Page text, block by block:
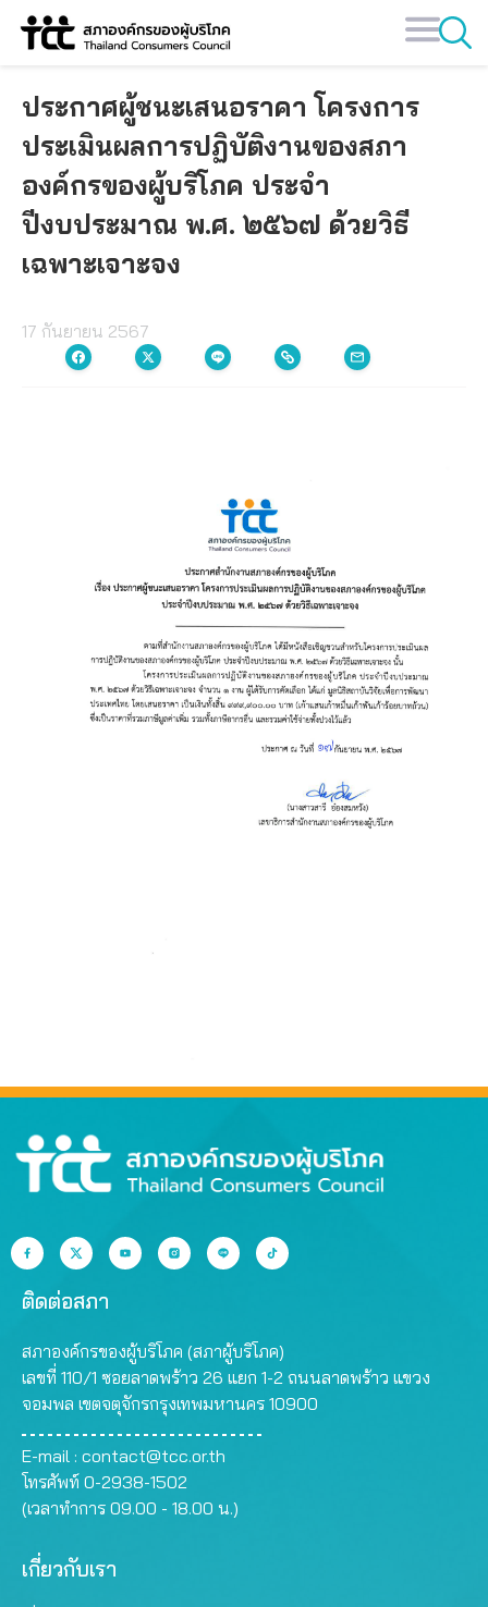
Skip
ประกาศผู้ชนะเสนอราคา โครงการ
ประเมินผลการปฏิบัติงานของสภา
องค์กรของผู้บริโภค ประจำ
ปีงบประมาณ พ.ศ. ๒๕๖๗ ด้วยวิธี
เฉพาะเจาะจง
17 กันยายน 2567
ติดต่อสภา
สภาองค์กรของผู้บริโภค (สภาผู้บริโภค)
เลขที่ 110/1 ซอยลาดพร้าว 26 แยก 1-2 ถนนลาดพร้าว แขวง
จอมพล เขตจตุจักรกรุงเทพมหานคร 10900
E-mail : contact@tcc.or.th
โทรศัพท์ 0-2938-1502
(เวลาทำการ 09.00 - 18.00 น.)
เกี่ยวกับเรา